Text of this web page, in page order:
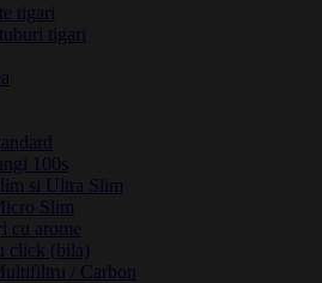
tigari
tigari
100s
si Ultra Slim
Slim
cu arome
click (bila)
/ Carbon